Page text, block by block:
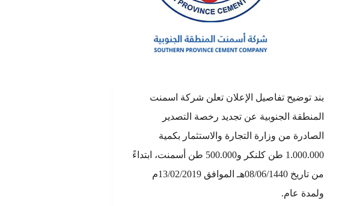
بند توضيح تفاصيل الإعلان تعلن شركة اسمنت
المنطقة الجنوبية عن تجديد رخصة التصدير
الصادرة من وزارة التجارة والاستثمار بكمية
1.000.000 طن كلنكر و500.000 طن أسمنت، ابتداءً
من تاريخ 08/06/1440هـ الموافق 13/02/2019م
ولمدة عام.